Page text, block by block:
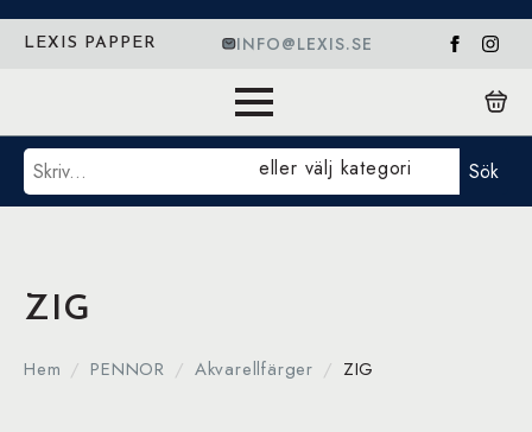
LEXIS PAPPER INFO@LEXIS.SE
Sök eller välj kategori Sök
ZIG
Hem PENNOR Akvarellfärger ZIG